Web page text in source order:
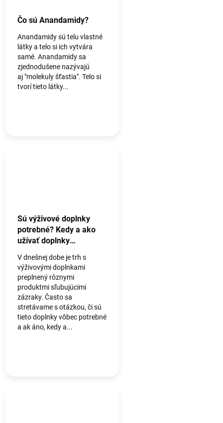
Čo sú Anandamidy?
Anandamidy sú telu vlastné
látky a telo si ich vytvára
samé. Anandamidy sa
zjednodušene nazývajú
aj "molekuly šťastia". Telo si
tvorí tieto látky...
Sú výživové doplnky
potrebné? Kedy a ako
užívať doplnky
V dnešnej dobe je trh s
výživovými doplnkami
preplnený rôznymi
produktmi sľubujúcimi
zázraky. Často sa
stretávame s otázkou, či sú
tieto doplnky vôbec potrebné
a ak áno, kedy a...